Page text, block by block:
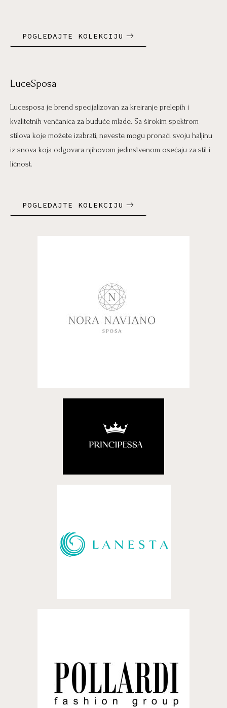
POGLEDAJTE KOLEKCIJU
LuceSposa
Lucesposa je brend specijalizovan za kreiranje prelepih i
kvalitetnih venčanica za buduće mlade. Sa širokim spektrom
stilova koje možete izabrati, neveste mogu pronaći svoju haljinu
iz snova koja odgovara njihovom jedinstvenom osećaju za stil i
ličnost.
POGLEDAJTE KOLEKCIJU